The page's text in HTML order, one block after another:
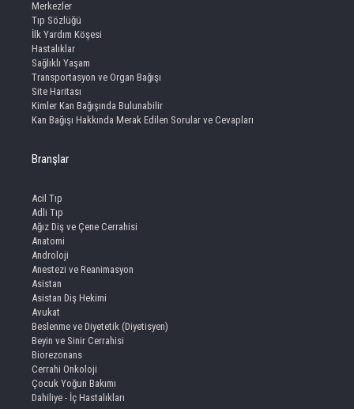
Merkezler
Tıp Sözlüğü
İlk Yardım Köşesi
Hastalıklar
Sağlıklı Yaşam
Transportasyon ve Organ Bağışı
Site Haritası
Kimler Kan Bağışında Bulunabilir
Kan Bağışı Hakkında Merak Edilen Sorular ve Cevapları
Branşlar
Acil Tıp
Adli Tıp
Ağız Diş ve Çene Cerrahisi
Anatomi
Androloji
Anestezi ve Reanimasyon
Asistan
Asistan Diş Hekimi
Avukat
Beslenme ve Diyetetik (Diyetisyen)
Beyin ve Sinir Cerrahisi
Biorezonans
Cerrahi Onkoloji
Çocuk Yoğun Bakımı
Dahiliye - İç Hastalıkları